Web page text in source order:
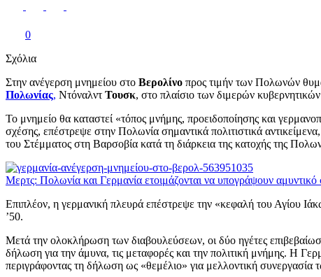
0
Σχόλια
Στην ανέγερση μνημείου στο Βερολίνο προς τιμήν των Πολωνών
Πολωνίας, Ντόναλντ Τουσκ, στο πλαίσιο των διμερών
Το μνημείο θα καταστεί «τόπος μνήμης, προειδοποίησης και
σχέσης, επέστρεψε στην Πολωνία σημαντικά πολιτιστικά
του Στέμματος στη Βαρσοβία κατά τη διάρκεια της κατοχής της
Μερτς: Πολωνία και Γερμανία ετοιμάζονται να υπογράψουν
Επιπλέον, η γερμανική πλευρά επέστρεψε την «κεφαλή του Αγίου
’50.
Μετά την ολοκλήρωση των διαβουλεύσεων, οι δύο ηγέτες
δήλωση για την άμυνα, τις μεταφορές και την πολιτική μνήμης. Η
περιγράφοντας τη δήλωση ως «θεμέλιο» για μελλοντική